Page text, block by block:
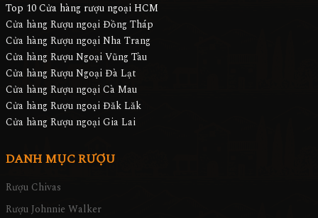
Top 10 Cửa hàng rượu ngoại HCM
Cửa hàng Rượu ngoại Đồng Tháp
Cửa hàng Rượu ngoại Nha Trang
Cửa hàng Rượu Ngoại Vũng Tàu
Cửa hàng Rượu Ngoại Đà Lạt
Cửa hàng Rượu ngoại Cà Mau
Cửa hàng Rượu ngoại Đăk Lăk
Cửa hàng Rượu ngoại Gia Lai
DANH MỤC RƯỢU
Rượu Chivas
Rượu Johnnie Walker